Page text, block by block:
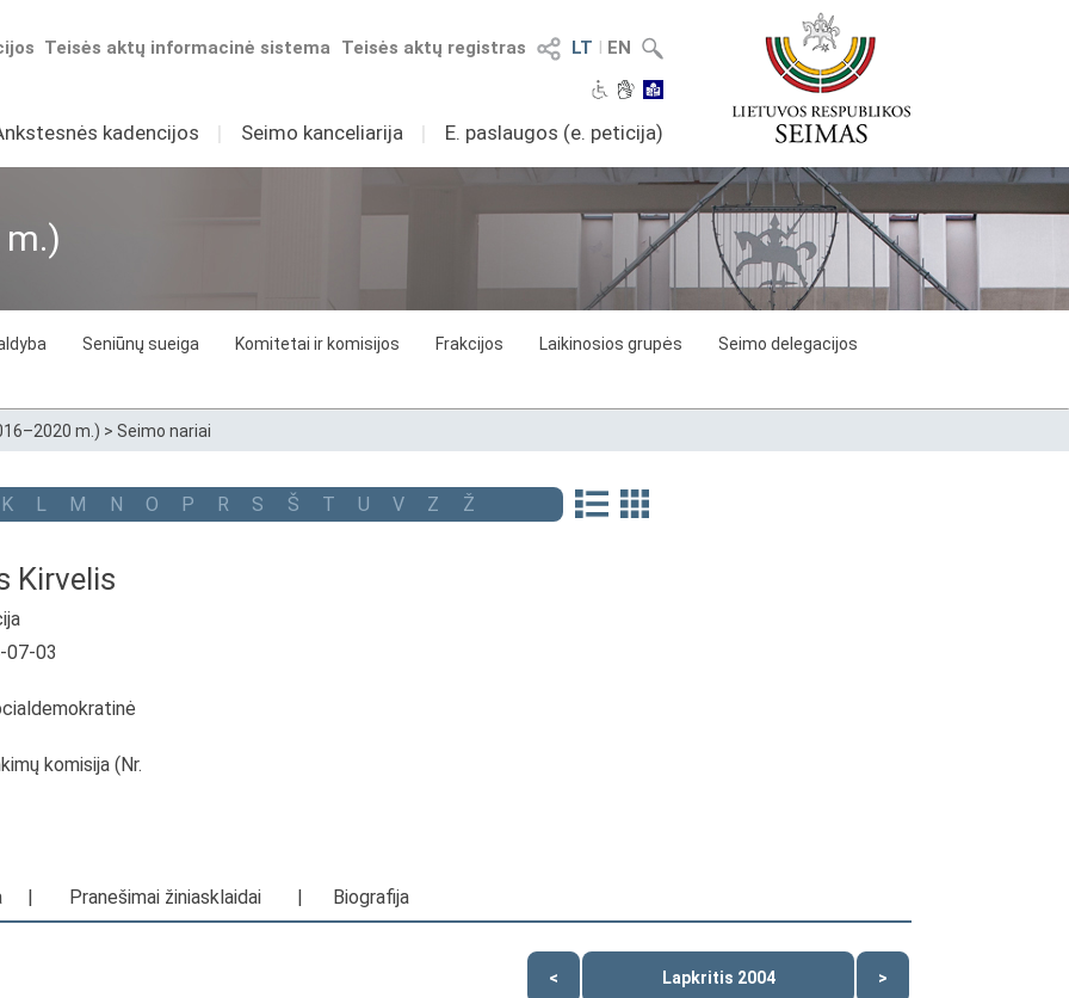
LT I EN
Teisės aktų registras
Teisės aktų informacinė sistema
kadencijos I Seimo kanceliarija I E. paslaugos (e. peticija)
Seniūnų sueiga Komitetai ir komisijos Frakcijos Laikinosios grupės
Seimo delegacijos
m.) > Seimo nariai
K L M N O P R S Š T U V Z Ž
Kirvelis
07-03
komisija (Nr.
Pranešimai žiniasklaidai Biografija
< Lapkritis 2004 >